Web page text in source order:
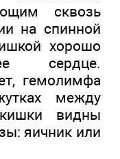
сквозь
на спинной
хорошо
сердце.
гемолимфа
между
видны
яичник или